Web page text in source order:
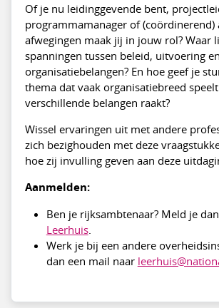
Of je nu leidinggevende bent,
programmamanager of (coördinerend)
afwegingen maak jij in jouw rol? Waar
spanningen tussen beleid, uitvoering en
organisatiebelangen? En hoe geef je
thema dat vaak organisatiebreed
verschillende belangen raakt?
Wissel ervaringen uit met andere
zich bezighouden met deze
hoe zij invulling geven aan deze
Aanmelden:
Ben je rijksambtenaar? Meld je
Leerhuis.
Werk je bij een andere
dan een mail naar